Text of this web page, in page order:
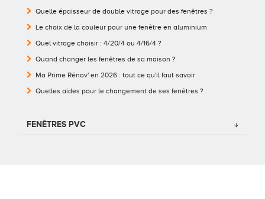
Quelle épaisseur de double vitrage pour des fenêtres ?
Le choix de la couleur pour une fenêtre en aluminium
Quel vitrage choisir : 4/20/4 ou 4/16/4 ?
Quand changer les fenêtres de sa maison ?
Ma Prime Rénov' en 2026 : tout ce qu'il faut savoir
Quelles aides pour le changement de ses fenêtres ?
FENÊTRES PVC